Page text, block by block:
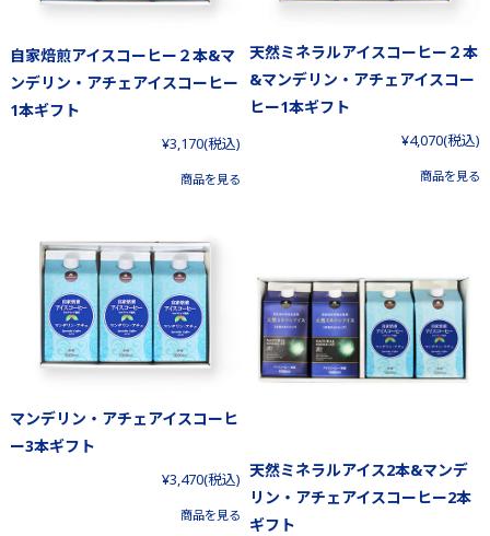
自家焙煎アイスコーヒー２本&マ
ンデリン・アチェアイスコーヒー
1本ギフト
¥3,170(税込)
商品を見る
天然ミネラルアイスコーヒー２本
&マンデリン・アチェアイスコー
ヒー1本ギフト
¥4,070(税込)
商品を見る
マンデリン・アチェアイスコーヒ
ー3本ギフト
¥3,470(税込)
商品を見る
天然ミネラルアイス2本&マンデ
リン・アチェアイスコーヒー2本
ギフト